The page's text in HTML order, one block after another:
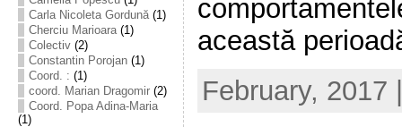
Carla Nicoleta Gordună(1)
Cherciu Marioara(1)
Colectiv(2)
Constantin Porojan(1)
Coord. : (1)
coord. Marian Dragomir(2)
Coord. Popa Adina-Maria
(1)
această
February, 2017